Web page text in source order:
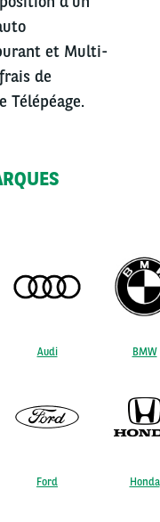
et Multi-
de
Télépéage.
Audi BMW
Ford Honda